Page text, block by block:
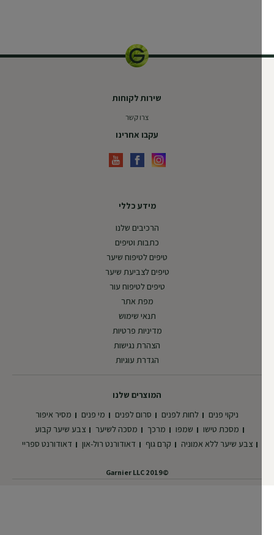
המוצרים שלנו
ניקוי פנים
לחות לפנים סרום לפנים מי פנים
מסיר איפור
מסכת טישו
שמפו מרכך מסכה לשיער
צבע שיער קבוע
צבע שיער ללא אמוניה
קרם גוף דאודורנט רול-און דאודורנט ספריי
מידע כללי
הרכיבים שלנו
כתבות וטיפים
טיפים לטיפוח שיער
טיפים לצביעת שיער
טיפים לטיפוח עור
מפת אתר
תנאי שימוש
מדיניות פרטיות
הצהרת נגישות
הגדרת עוגיות
שירות לקוחות
צרו קשר
עקבו אחרינו